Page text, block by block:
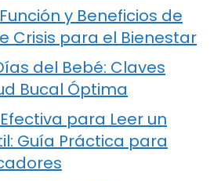
y Beneficios de
Crisis para el Bienestar
del Bebé: Claves
Bucal Óptima
para Leer un
Guía Práctica para